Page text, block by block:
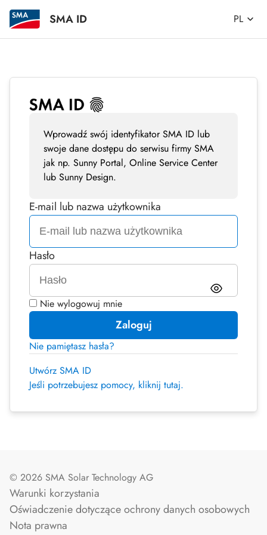
SMA ID PL
Wprowadź swój identyfikator SMA ID lub
swoje dane dostępu do serwisu firmy SMA
jak np. Sunny Portal, Online Service Center
lub Sunny Design.
E-mail lub nazwa użytkownika
Hasło
Nie wylogowuj mnie
Zaloguj
Nie pamiętasz hasła?
Utwórz SMA ID
Jeśli potrzebujesz pomocy, kliknij tutaj.
© 2026 SMA Solar Technology AG
Warunki korzystania
Oświadczenie dotyczące ochrony danych osobowych
Nota prawna